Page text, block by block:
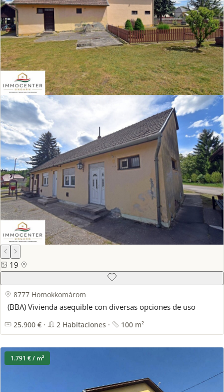
19
8777 Homokkomárom
(BBA) Vivienda asequible con diversas opciones de uso
25.900 € · 2 Habitaciones · 100 m²
1.791 € / m²